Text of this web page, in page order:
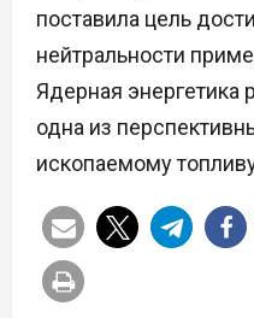
поставила цель
нейтральности
Ядерная энергетика
одна из
ископаемому